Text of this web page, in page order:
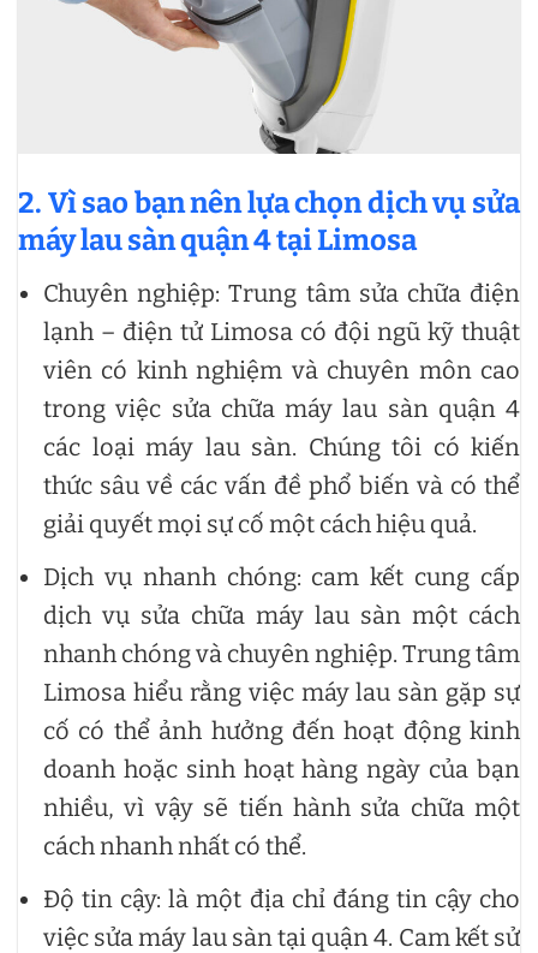
2. Vì sao bạn nên lựa chọn dịch vụ sửa
máy lau sàn quận 4 tại Limosa
Chuyên nghiệp: Trung tâm sửa chữa điện
lạnh – điện tử Limosa có đội ngũ kỹ thuật
viên có kinh nghiệm và chuyên môn cao
trong việc sửa chữa máy lau sàn quận 4
các loại máy lau sàn. Chúng tôi có kiến
thức sâu về các vấn đề phổ biến và có thể
giải quyết mọi sự cố một cách hiệu quả.
Dịch vụ nhanh chóng: cam kết cung cấp
dịch vụ sửa chữa máy lau sàn một cách
nhanh chóng và chuyên nghiệp. Trung tâm
Limosa hiểu rằng việc máy lau sàn gặp sự
cố có thể ảnh hưởng đến hoạt động kinh
doanh hoặc sinh hoạt hàng ngày của bạn
nhiều, vì vậy sẽ tiến hành sửa chữa một
cách nhanh nhất có thể.
Độ tin cậy: là một địa chỉ đáng tin cậy cho
việc sửa máy lau sàn tại quận 4. Cam kết sử